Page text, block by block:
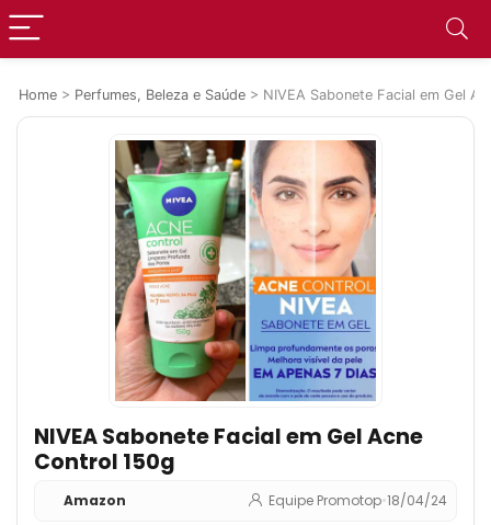
Home > Perfumes, Beleza e Saúde > NIVEA Sabonete Facial em Gel
NIVEA Sabonete Facial em Gel Acne
Control 150g
Amazon Equipe Promotop•18/04/24